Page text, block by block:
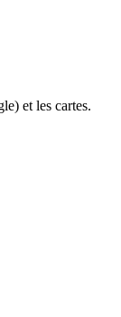
et les cartes.